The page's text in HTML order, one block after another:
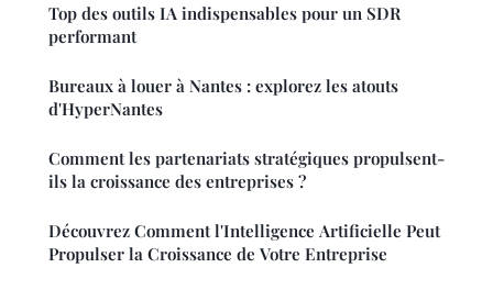
Top des outils IA indispensables pour un SDR
performant
Bureaux à louer à Nantes : explorez les atouts
d'HyperNantes
Comment les partenariats stratégiques propulsent-
ils la croissance des entreprises ?
Découvrez Comment l'Intelligence Artificielle Peut
Propulser la Croissance de Votre Entreprise